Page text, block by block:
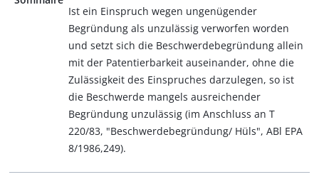
Ist ein Einspruch wegen ungenügender
Begründung als unzulässig verworfen worden
und setzt sich die Beschwerdebegründung allein
mit der Patentierbarkeit auseinander, ohne die
Zulässigkeit des Einspruches darzulegen, so ist
die Beschwerde mangels ausreichender
Begründung unzulässig (im Anschluss an T
220/83, "Beschwerdebegründung/ Hüls", ABl EPA
8/1986,249).